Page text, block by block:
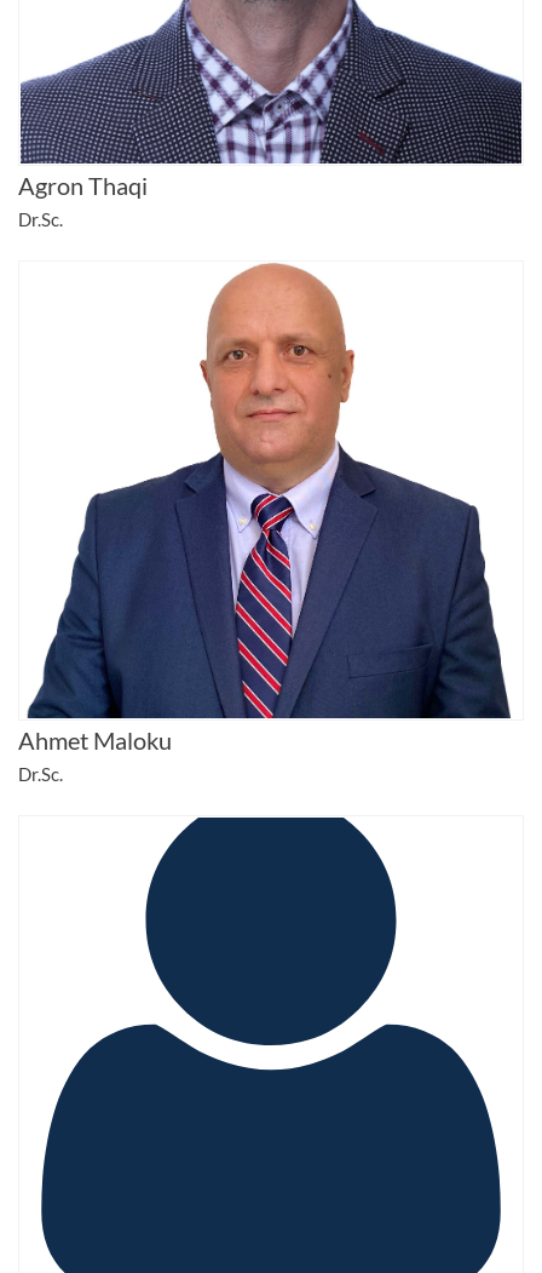
Agron Thaqi
Dr.Sc.
Ahmet Maloku
Dr.Sc.